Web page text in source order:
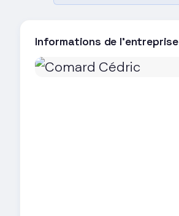
Informations de l'entreprise